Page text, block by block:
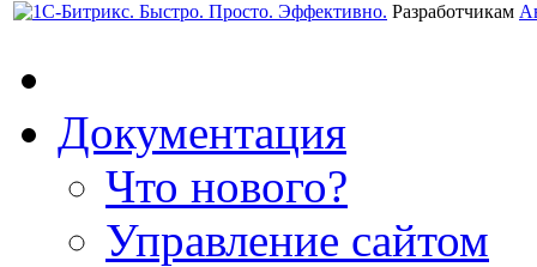
Разработчикам
Документация
Что нового?
Управление сайтом